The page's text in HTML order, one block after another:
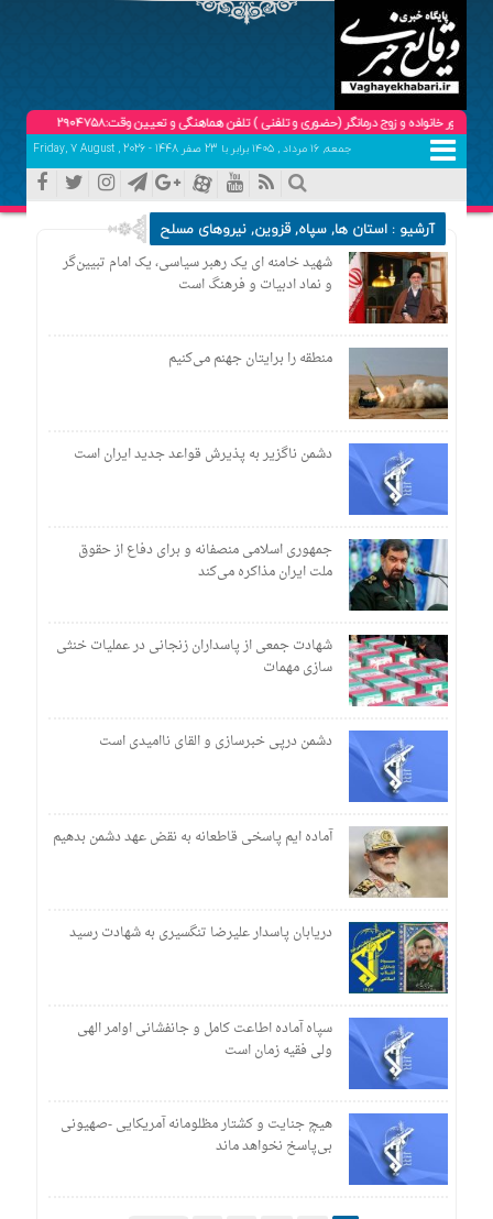
و زوج درمانگر (حضوری و تلفنی ) تلفن هماهنگی و تعیین وقت:09102904758
جمعه, ۱۶ مرداد , ۱۴۰۵ برابر با 23 صفر 1448 - Friday, 7 August , 2026
آرشیو : استان ها,سپاه,قزوین,نیروهای مسلح
شهید خامنه ای یک رهبر سیاسی، یک امام تبیین‌گر
و نماد ادبیات و فرهنگ است
منطقه را برایتان جهنم می‌کنیم
دشمن ناگزیر به پذیرش قواعد جدید ایران است
جمهوری اسلامی منصفانه و برای دفاع از حقوق
ملت ایران مذاکره می‌کند
شهادت جمعی از پاسداران زنجانی در عملیات خنثی
سازی مهمات
دشمن درپی خبرسازی و القای ناامیدی است
آماده ایم پاسخی قاطعانه به نقض عهد دشمن بدهیم
دریابان پاسدار علیرضا تنگسیری به شهادت رسید
سپاه آماده اطاعت کامل و جانفشانی اوامر الهی
ولی فقیه زمان است
هیچ جنایت و کشتار مظلومانه آمریکایی -صهیونی
بی‌پاسخ نخواهد ماند